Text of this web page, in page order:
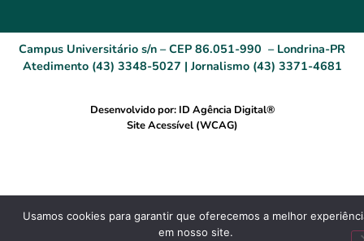
Campus Universitário s/n – CEP 86.051-990 – Londrina-PR
Atedimento (43) 3348-5027 | Jornalismo (43) 3371-4681
Desenvolvido por: ID Agência Digital®
Site Acessível (WCAG)
Usamos cookies para garantir que oferecemos a melhor
em nosso site.